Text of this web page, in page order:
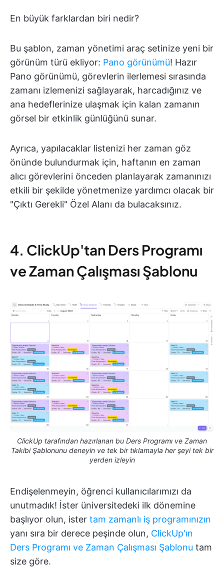
En büyük farklardan biri nedir?
Bu şablon, zaman yönetimi araç setinize yeni bir
görünüm türü ekliyor: Pano görünümü! Hazır
Pano görünümü, görevlerin ilerlemesi sırasında
zamanı izlemenizi sağlayarak, harcadığınız ve
ana hedeflerinize ulaşmak için kalan zamanın
görsel bir etkinlik günlüğünü sunar.
Ayrıca, yapılacaklar listenizi her zaman göz
önünde bulundurmak için, haftanın en zaman
alıcı görevlerini önceden planlayarak zamanınızı
etkili bir şekilde yönetmenize yardımcı olacak bir
"Çıktı Gerekli" Özel Alanı da bulacaksınız.
4. ClickUp'tan Ders Programı
ve Zaman Çalışması Şablonu
ClickUp tarafından hazırlanan bu Ders Programı ve Zaman
Takibi Şablonunu deneyin ve tek bir tıklamayla her şeyi tek bir
yerden izleyin
Endişelenmeyin, öğrenci kullanıcılarımızı da
unutmadık! İster üniversitedeki ilk dönemine
başlıyor olun, ister tam zamanlı iş programınızın
yanı sıra bir derece peşinde olun, ClickUp'ın
Ders Programı ve Zaman Çalışması Şablonu tam
size göre.